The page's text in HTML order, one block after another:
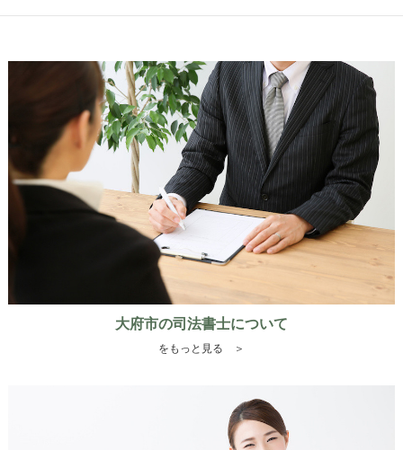
大府市の司法書士について
をもっと見る ＞